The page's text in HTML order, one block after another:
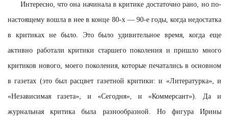
Интересно, что она начинала в критике достаточно рано, но по-
настоящему вошла в нее в конце 80-х — 90-е годы, когда недостатка
в критиках не было. Это было удивительное время, когда еще
активно работали критики старшего поколения и пришло много
критиков нового, моего поколения, которые печатались в основном
в газетах (это был расцвет газетной критики: и «Литературка», и
«Независимая газета», и «Сегодня», и «Коммерсант»). Да и
журнальная критика была разнообразной. Но фигура Ирины